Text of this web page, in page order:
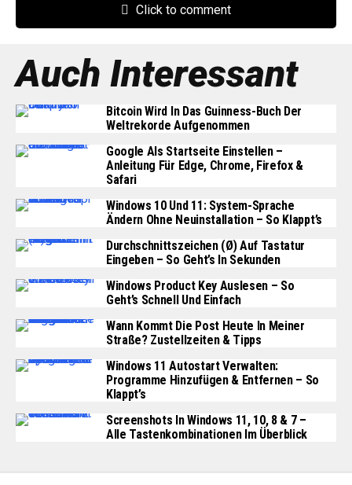
Click to comment
Auch Interessant
Bitcoin Wird In Das Guinness-Buch Der
Weltrekorde Aufgenommen
Google Als Startseite Einstellen –
Anleitung Für Edge, Chrome, Firefox &
Safari
Windows 10 Und 11: System-Sprache
Ändern Ohne Neuinstallation – So Klappt’s
Durchschnittszeichen (Ø) Auf Tastatur
Eingeben – So Geht’s In Sekunden
Windows Product Key Auslesen – So
Geht’s Schnell Und Einfach
Wann Kommt Die Post Heute In Meiner
Straße? Zustellzeiten & Tipps
Windows 11 Autostart Verwalten:
Programme Hinzufügen & Entfernen – So
Klappt’s
Screenshots In Windows 11, 10, 8 & 7 –
Alle Tastenkombinationen Im Überblick